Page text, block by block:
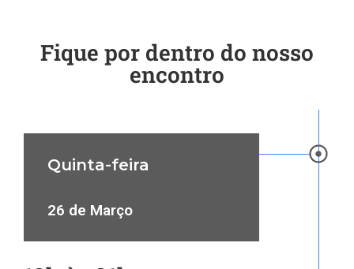
Fique por dentro do nosso
encontro
Quinta-feira
26 de Março